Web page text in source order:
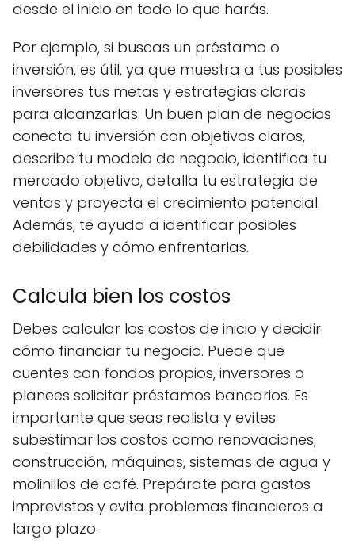
desde el inicio en todo lo que harás.
Por ejemplo, si buscas un préstamo o
inversión, es útil, ya que muestra a tus posibles
inversores tus metas y estrategias claras
para alcanzarlas. Un buen plan de negocios
conecta tu inversión con objetivos claros,
describe tu modelo de negocio, identifica tu
mercado objetivo, detalla tu estrategia de
ventas y proyecta el crecimiento potencial.
Además, te ayuda a identificar posibles
debilidades y cómo enfrentarlas.
Calcula bien los costos
Debes calcular los costos de inicio y decidir
cómo financiar tu negocio. Puede que
cuentes con fondos propios, inversores o
planees solicitar préstamos bancarios. Es
importante que seas realista y evites
subestimar los costos como renovaciones,
construcción, máquinas, sistemas de agua y
molinillos de café. Prepárate para gastos
imprevistos y evita problemas financieros a
largo plazo.